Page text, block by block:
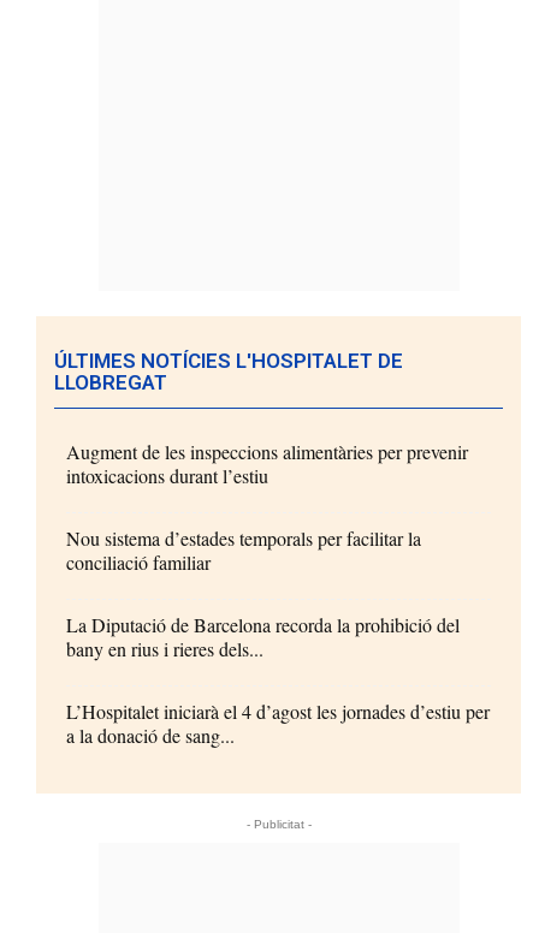
ÚLTIMES NOTÍCIES L'HOSPITALET DE
LLOBREGAT
Augment de les inspeccions alimentàries per prevenir
intoxicacions durant l’estiu
Nou sistema d’estades temporals per facilitar la
conciliació familiar
La Diputació de Barcelona recorda la prohibició del
bany en rius i rieres dels...
L’Hospitalet iniciarà el 4 d’agost les jornades d’estiu per
a la donació de sang...
- Publicitat -